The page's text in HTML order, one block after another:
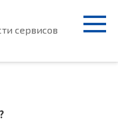
сервисов